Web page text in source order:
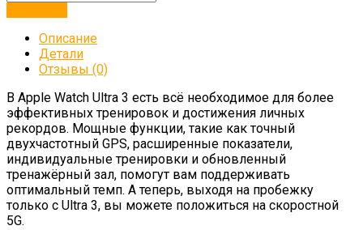
Описание
Детали
Отзывы (0)
В Apple Watch Ultra 3 есть всё необходимое для более
эффективных тренировок и достижения личных
рекордов. Мощные функции, такие как точный
двухчастотный GPS, расширенные показатели,
индивидуальные тренировки и обновленный
тренажёрный зал, помогут вам поддерживать
оптимальный темп. А теперь, выходя на пробежку
только с Ultra 3, вы можете положиться на скоростной
5G.